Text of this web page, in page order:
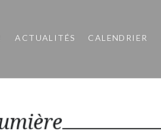
ACTUALITÉS CALENDRIER